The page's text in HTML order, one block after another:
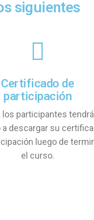
siguientes
Certificado de
participación
los participantes
a descargar su
luego de
el curso.